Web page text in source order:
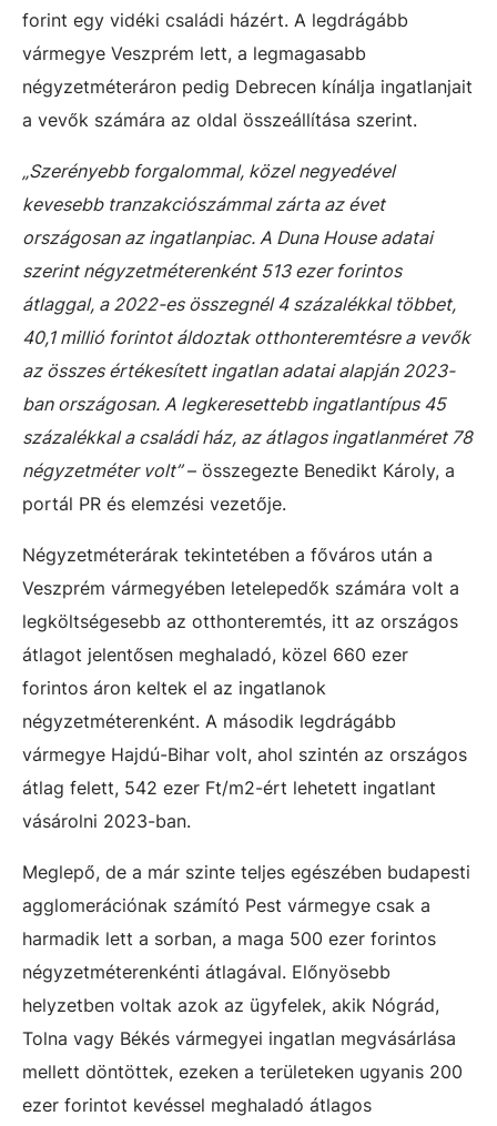
forint egy vidéki családi házért. A legdrágább
vármegye Veszprém lett, a legmagasabb
négyzetméteráron pedig Debrecen kínálja ingatlanjait
a vevők számára az oldal összeállítása szerint.
„Szerényebb forgalommal, közel negyedével
kevesebb tranzakciószámmal zárta az évet
országosan az ingatlanpiac. A Duna House adatai
szerint négyzetméterenként 513 ezer forintos
átlaggal, a 2022-es összegnél 4 százalékkal többet,
40,1 millió forintot áldoztak otthonteremtésre a vevők
az összes értékesített ingatlan adatai alapján 2023-
ban országosan. A legkeresettebb ingatlantípus 45
százalékkal a családi ház, az átlagos ingatlanméret 78
négyzetméter volt”– összegezte Benedikt Károly, a
portál PR és elemzési vezetője.
Négyzetméterárak tekintetében a főváros után a
Veszprém vármegyében letelepedők számára volt a
legköltségesebb az otthonteremtés, itt az országos
átlagot jelentősen meghaladó, közel 660 ezer
forintos áron keltek el az ingatlanok
négyzetméterenként. A második legdrágább
vármegye Hajdú-Bihar volt, ahol szintén az országos
átlag felett, 542 ezer Ft/m2-ért lehetett ingatlant
vásárolni 2023-ban.
Meglepő, de a már szinte teljes egészében budapesti
agglomerációnak számító Pest vármegye csak a
harmadik lett a sorban, a maga 500 ezer forintos
négyzetméterenkénti átlagával. Előnyösebb
helyzetben voltak azok az ügyfelek, akik Nógrád,
Tolna vagy Békés vármegyei ingatlan megvásárlása
mellett döntöttek, ezeken a területeken ugyanis 200
ezer forintot kevéssel meghaladó átlagos